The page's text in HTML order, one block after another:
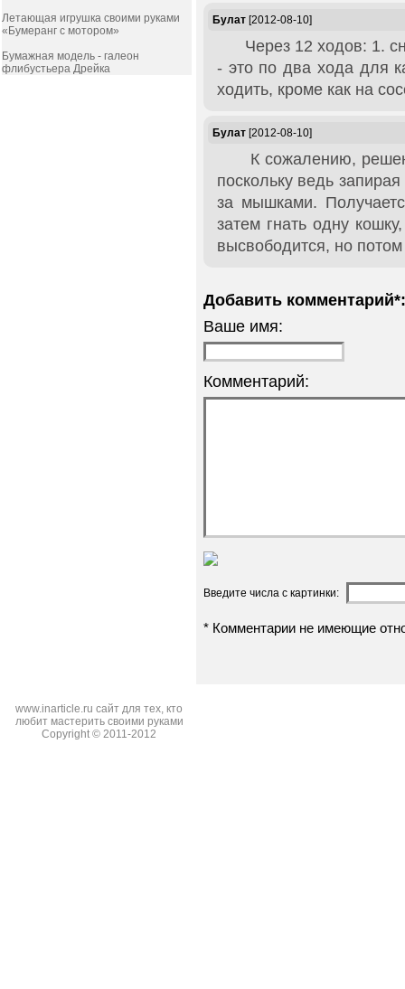
Летающая игрушка своими руками
«Бумеранг с мотором»
Бумажная модель - галеон
флибустьера Дрейка
Булат [2012-08-10]
Через 12 ходов: 1.
- это по два хода для
ходить, кроме как на
Булат [2012-08-10]
К сожалению,
поскольку ведь
за мышками.
затем гнать одну
высвободится, но
Добавить комментарий*:
Ваше имя:
Комментарий:
Введите числа с картинки:
* Комментарии не имеющие
www.inarticle.ru сайт для тех, кто
любит мастерить своими руками
Copyright © 2011-2012